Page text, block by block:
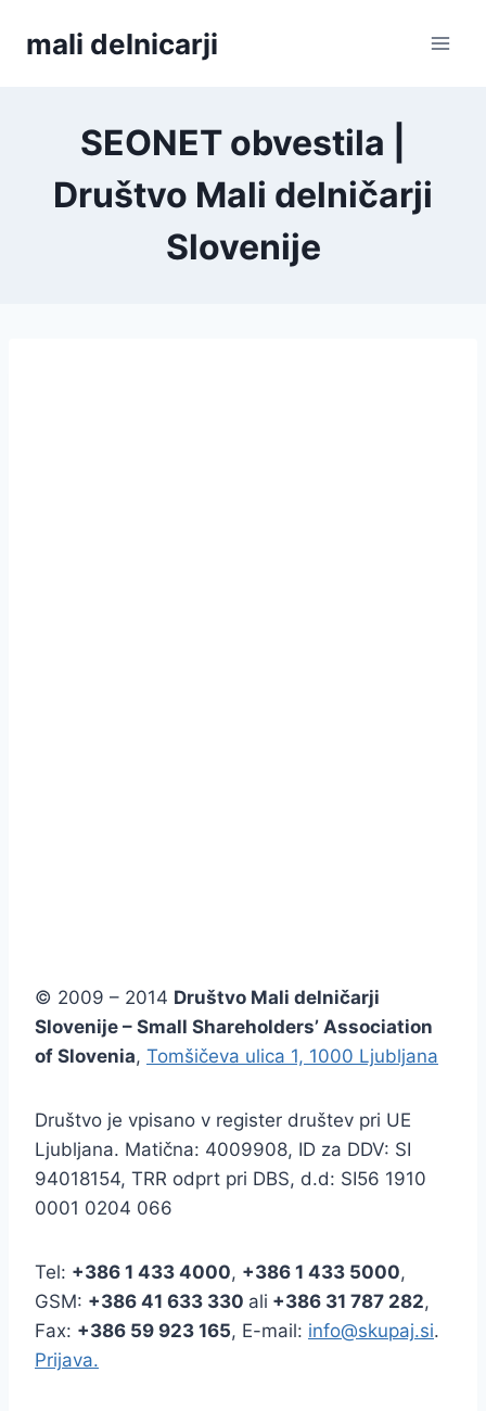
mali delnicarji
SEONET obvestila |
Društvo Mali delničarji
Slovenije
© 2009 – 2014 Društvo Mali delničarji
Slovenije – Small Shareholders’ Association
of Slovenia, Tomšičeva ulica 1, 1000 Ljubljana
Društvo je vpisano v register društev pri UE
Ljubljana. Matična: 4009908, ID za DDV: SI
94018154, TRR odprt pri DBS, d.d: SI56 1910
0001 0204 066
Tel: +386 1 433 4000, +386 1 433 5000,
GSM: +386 41 633 330 ali +386 31 787 282,
Fax: +386 59 923 165, E-mail: info@skupaj.si.
Prijava.